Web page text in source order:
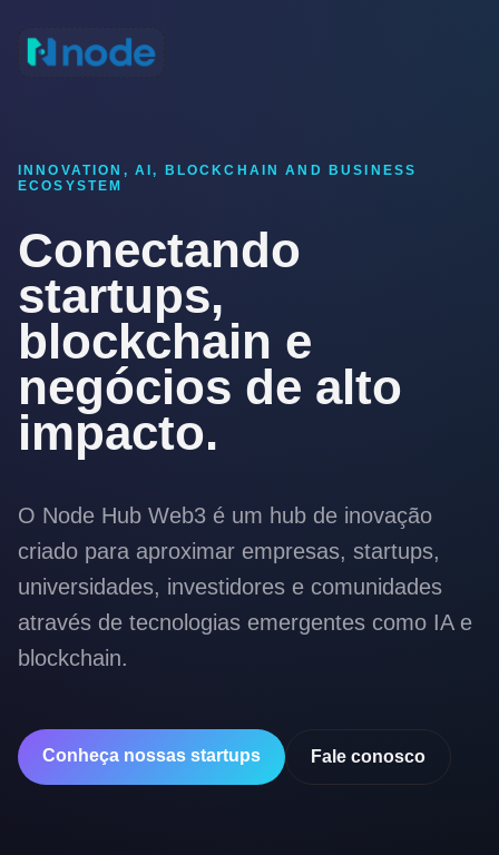
INNOVATION, AI, BLOCKCHAIN AND BUSINESS
ECOSYSTEM
Conectando
startups,
blockchain e
negócios de alto
impacto.
O Node Hub Web3 é um hub de inovação
criado para aproximar empresas, startups,
universidades, investidores e comunidades
através de tecnologias emergentes como IA e
blockchain.
Conheça nossas startups Fale conosco